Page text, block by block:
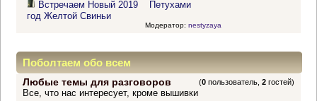
Встречаем Новый 2019
год Желтой Свиньи
Петухами
Модератор: nestyzaya
Поболтаем обо всем
Любые темы для разговоров (0 пользователь,2 гостей)
Все, что нас интересует, кроме вышивки